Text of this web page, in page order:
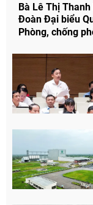
Bà Lê Thị
Đoàn Đại biểu
Phòng, chống